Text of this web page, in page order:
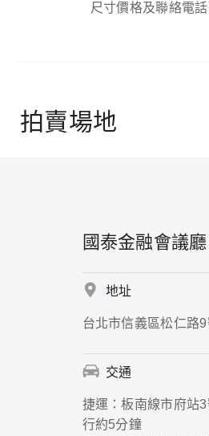
尺寸價格及聯絡電
拍賣場地
國泰金融會議廳
地址
台北市信義區松仁路
交通
捷運：板南線市府站
行約5分鐘